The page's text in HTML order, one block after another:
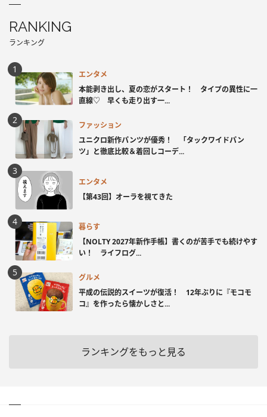
RANKING
ランキング
エンタメ
本能剥き出し、夏の恋がスタート！ タイプの異性に一
直線♡ 早くも走り出す一...
ファッション
ユニクロ新作パンツが優秀！ 「タックワイドパン
ツ」と徹底比較＆着回しコーデ...
エンタメ
【第43回】オーラを視てきた
暮らす
【NOLTY 2027年新作手帳】書くのが苦手でも続けやす
い！ ライフログ...
グルメ
平成の伝説的スイーツが復活！ 12年ぶりに『モコモ
コ』を作ったら懐かしさと...
ランキングをもっと見る